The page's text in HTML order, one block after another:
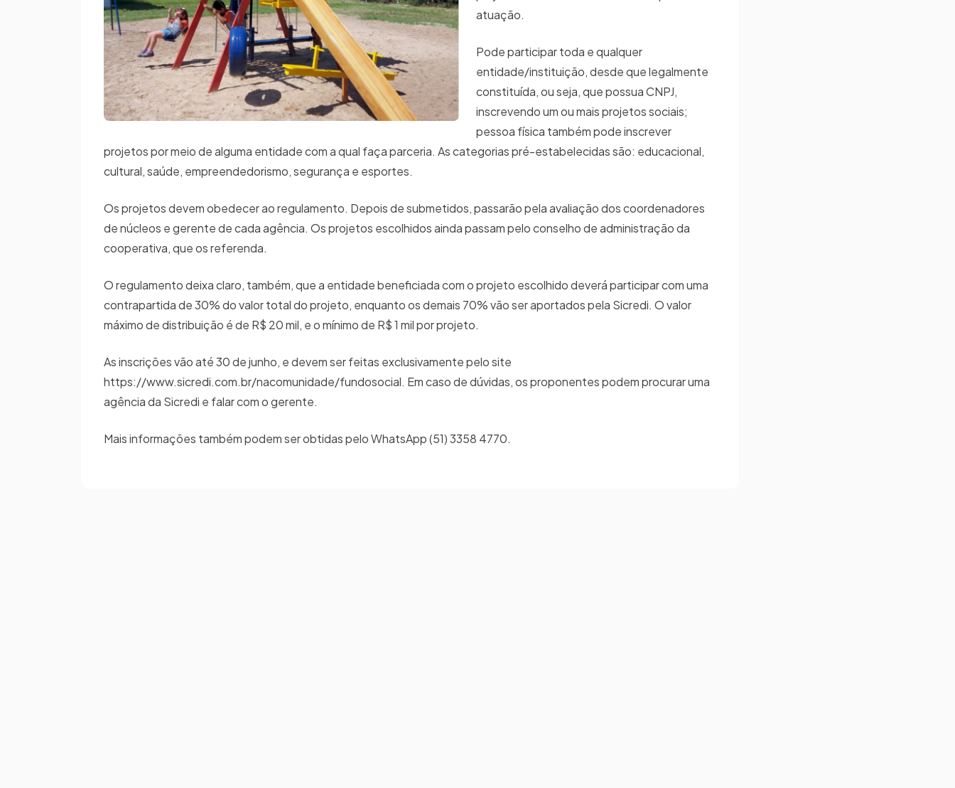
atuação.
Pode participar toda e qualquer
entidade/instituição, desde que legalmente
constituída, ou seja, que possua CNPJ,
inscrevendo um ou mais projetos sociais;
pessoa física também pode inscrever
projetos por meio de alguma entidade com a qual faça parceria. As categorias pré-estabelecidas são: educacional,
cultural, saúde, empreendedorismo, segurança e esportes.
Os projetos devem obedecer ao regulamento. Depois de submetidos, passarão pela avaliação dos coordenadores
de núcleos e gerente de cada agência. Os projetos escolhidos ainda passam pelo conselho de administração da
cooperativa, que os referenda.
O regulamento deixa claro, também, que a entidade beneficiada com o projeto escolhido deverá participar com uma
contrapartida de 30% do valor total do projeto, enquanto os demais 70% vão ser aportados pela Sicredi. O valor
máximo de distribuição é de R$ 20 mil, e o mínimo de R$ 1 mil por projeto.
As inscrições vão até 30 de junho, e devem ser feitas exclusivamente pelo site
https://www.sicredi.com.br/nacomunidade/fundosocial. Em caso de dúvidas, os proponentes podem procurar uma
agência da Sicredi e falar com o gerente.
Mais informações também podem ser obtidas pelo WhatsApp (51) 3358 4770.